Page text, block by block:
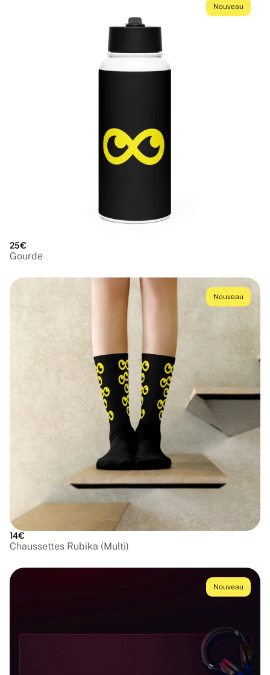
Nouveau
25€
Gourde
Nouveau
14€
Chaussettes Rubika (Multi)
Nouveau